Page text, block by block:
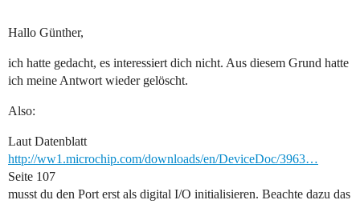
Hallo Günther,
ich hatte gedacht, es interessiert dich nicht. Aus diesem Grund hatte
ich meine Antwort wieder gelöscht.
Also:
Laut Datenblatt
http://ww1.microchip.com/downloads/en/DeviceDoc/3963…
Seite 107
musst du den Port erst als digital I/O initialisieren. Beachte dazu das